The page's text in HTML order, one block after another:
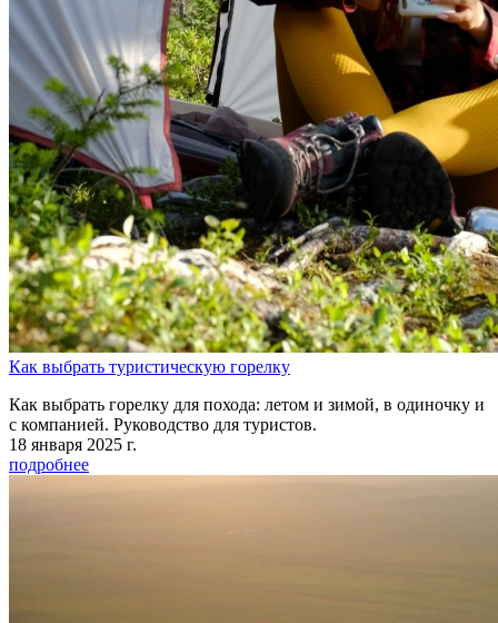
Как выбрать туристическую горелку
Как выбрать горелку для похода: летом и зимой, в одиночку и
с компанией. Руководство для туристов.
18 января 2025 г.
подробнее